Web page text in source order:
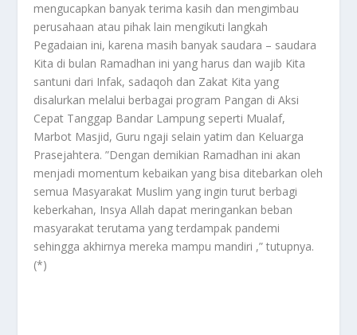
mengucapkan banyak terima kasih dan mengimbau
perusahaan atau pihak lain mengikuti langkah
Pegadaian ini, karena masih banyak saudara – saudara
Kita di bulan Ramadhan ini yang harus dan wajib Kita
santuni dari Infak, sadaqoh dan Zakat Kita yang
disalurkan melalui berbagai program Pangan di Aksi
Cepat Tanggap Bandar Lampung seperti Mualaf,
Marbot Masjid, Guru ngaji selain yatim dan Keluarga
Prasejahtera. ”Dengan demikian Ramadhan ini akan
menjadi momentum kebaikan yang bisa ditebarkan oleh
semua Masyarakat Muslim yang ingin turut berbagi
keberkahan, Insya Allah dapat meringankan beban
masyarakat terutama yang terdampak pandemi
sehingga akhirnya mereka mampu mandiri ,” tutupnya.
(*)